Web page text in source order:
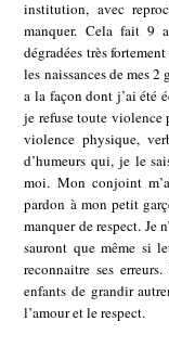
institution, avec
manquer. Cela fait 9
dégradées très
les naissances de mes
a la façon dont j’ai été
je refuse toute violence
violence physique,
d’humeurs qui, je le
moi. Mon conjoint
pardon à mon petit
manquer de respect. Je
sauront que même si
reconnaitre ses
enfants de grandir
l’amour et le respect.